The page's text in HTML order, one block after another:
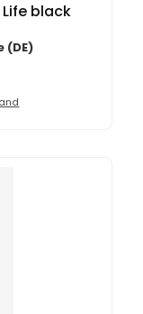
black
(DE)